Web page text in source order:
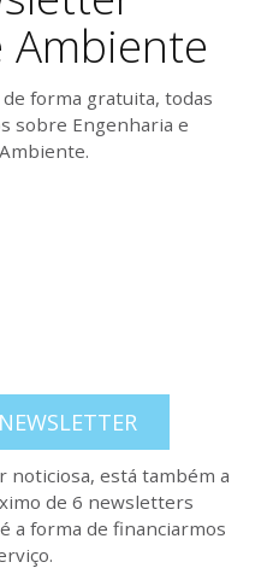
forma gratuita, todas
sobre Engenharia e
está também a
de 6 newsletters
a forma de financiarmos